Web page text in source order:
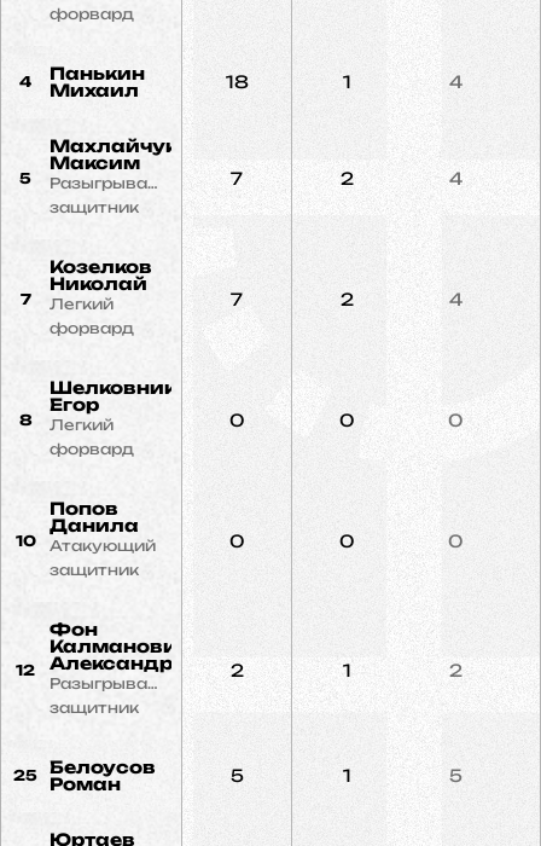
форвард
4
Панькин
Михаил
18 1 4
5
Махлайчук
Максим
Разыгрывающий
защитник
7 2 4
7
Козелков
Николай
Легкий
форвард
7 2 4
8
Шелковников
Егор
Легкий
форвард
0 0 0
10
Попов
Данила
Атакующий
защитник
0 0 0
12
Фон
Калманович
Александр
Разыгрывающий
защитник
2 1 2
25
Белоусов
Роман
5 1 5
Юртаев